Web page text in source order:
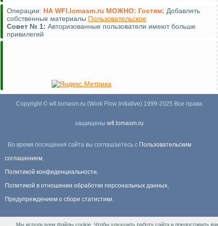
Операции: НА WFI.lomasm.ru МОЖНО: Гостям: Добавлять
собственные материалы Пользовательское
Совет № 1: Авторизованные пользователи имеют больше
привилегий
Copyright © wfi.lomasm.ru (Work Flow Initiative) 1999-2025 Все права
защищены wfi.lomasm.ru
Во время посещения сайта вы соглашаетесь с Пользовательским
соглашением,
Политикой конфиденциальности,
Политикой в отношении обработки персональных данных,
Предупреждением о сборе статистики.
Мы используем файлы cookie. Чтобы улучшить работу сайта и предоставить